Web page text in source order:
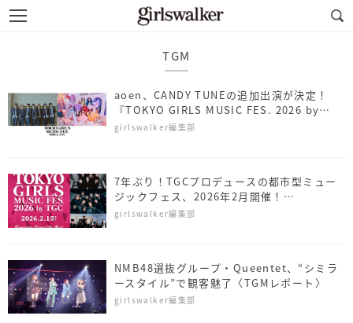
TGM
aoen、CANDY TUNEの追加出演が決定！
『TOKYO GIRLS MUSIC FES. 2026 by
TGC』
girlswalker編集部
7年ぶり！TGCプロデュースの都市型ミュー
ジックフェス、2026年2月開催！
SUPER★DRAGONら出演
girlswalker編集部
NMB48選抜グループ・Queentet、“シミラ
ースタイル”で観客魅了〈TGMレポート〉
girlswalker編集部